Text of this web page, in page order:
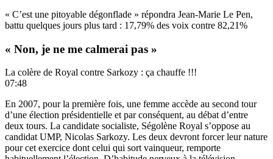
« C’est une pitoyable dégonflade » répondra Jean-Marie Le Pen,
battu quelques jours plus tard : 17,79% des voix contre 82,21%
« Non, je ne me calmerai pas »
La colère de Royal contre Sarkozy : ça chauffe !!!
07:48
En 2007, pour la première fois, une femme accède au second tour
d’une élection présidentielle et par conséquent, au débat d’entre
deux tours. La candidate socialiste, Ségolène Royal s’oppose au
candidat UMP, Nicolas Sarkozy. Les deux devront forcer leur nature
pour cet exercice dont celui qui sort vainqueur, remporte